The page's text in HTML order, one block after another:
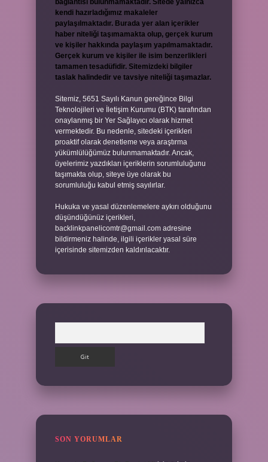
bağlantısı bulunmamaktadır. Sitede yalnızca
kendi hazırladığımız makaleler
paylaşılmaktadır. Burada yer alan içerikler
haber niteliği taşımamakta olup, gerçek kurum
ve kişiler hakkında paylaşım yapılmamaktadır.
Gerçek kurum ve kişiler ile isim benzerlikleri
tamamen tesadüfidir. Sitemizdeki bilgiler
taslak halindedir ve tavsiye niteliği taşımazlar.
Sitemiz, 5651 Sayılı Kanun gereğince Bilgi
Teknolojileri ve İletişim Kurumu (BTK) tarafından
onaylanmış bir Yer Sağlayıcı olarak hizmet
vermektedir. Bu nedenle, sitedeki içerikleri
proaktif olarak denetleme veya araştırma
yükümlülüğümüz bulunmamaktadır. Ancak,
üyelerimiz yazdıkları içeriklerin sorumluluğunu
taşımakta olup, siteye üye olarak bu
sorumluluğu kabul etmiş sayılırlar.
Hukuka ve yasal düzenlemelere aykırı olduğunu
düşündüğünüz içerikleri,
backlinkpanelicomtr@gmail.com adresine
bildirmeniz halinde, ilgili içerikler yasal süre
içerisinde sitemizden kaldırılacaktır.
SON YORUMLAR